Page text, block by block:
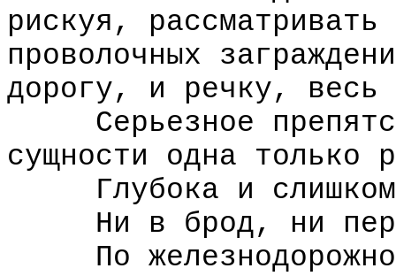
рискуя,
проволочных
дорогу, и речку, весь
Серьезное
сущности одна только
Глубока и слишком
Ни в брод, ни
По